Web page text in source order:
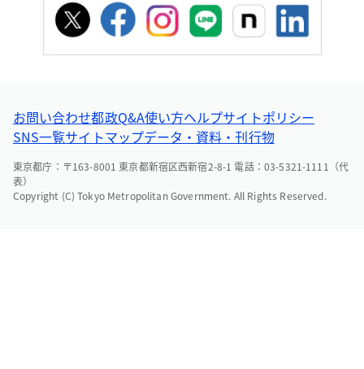
お問い合わせ都政Q&A使い方ヘルプサイトポリシー
SNS一覧サイトマップデータ・資料・刊行物
東京都庁：〒163-8001 東京都新宿区西新宿2-8-1 電話：03-5321-1111（代
表）
Copyright (C) Tokyo Metropolitan Government. All Rights Reserved.